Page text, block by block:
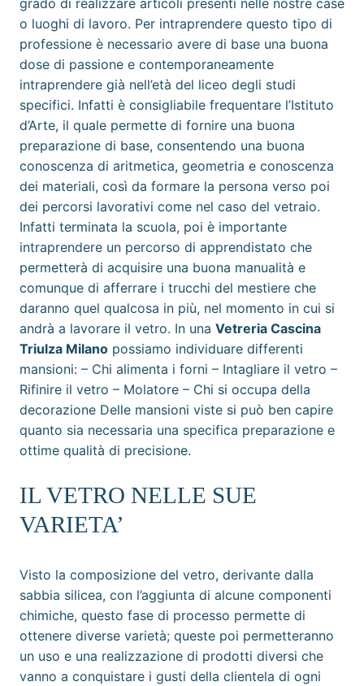
grado di realizzare articoli presenti nelle nostre case
o luoghi di lavoro. Per intraprendere questo tipo di
professione è necessario avere di base una buona
dose di passione e contemporaneamente
intraprendere già nell’età del liceo degli studi
specifici. Infatti è consigliabile frequentare l’Istituto
d’Arte, il quale permette di fornire una buona
preparazione di base, consentendo una buona
conoscenza di aritmetica, geometria e conoscenza
dei materiali, così da formare la persona verso poi
dei percorsi lavorativi come nel caso del vetraio.
Infatti terminata la scuola, poi è importante
intraprendere un percorso di apprendistato che
permetterà di acquisire una buona manualità e
comunque di afferrare i trucchi del mestiere che
daranno quel qualcosa in più, nel momento in cui si
andrà a lavorare il vetro. In una Vetreria Cascina
Triulza Milano possiamo individuare differenti
mansioni: – Chi alimenta i forni – Intagliare il vetro –
Rifinire il vetro – Molatore – Chi si occupa della
decorazione Delle mansioni viste si può ben capire
quanto sia necessaria una specifica preparazione e
ottime qualità di precisione.
IL VETRO NELLE SUE
VARIETA’
Visto la composizione del vetro, derivante dalla
sabbia silicea, con l’aggiunta di alcune componenti
chimiche, questo fase di processo permette di
ottenere diverse varietà; queste poi permetteranno
un uso e una realizzazione di prodotti diversi che
vanno a conquistare i gusti della clientela di ogni